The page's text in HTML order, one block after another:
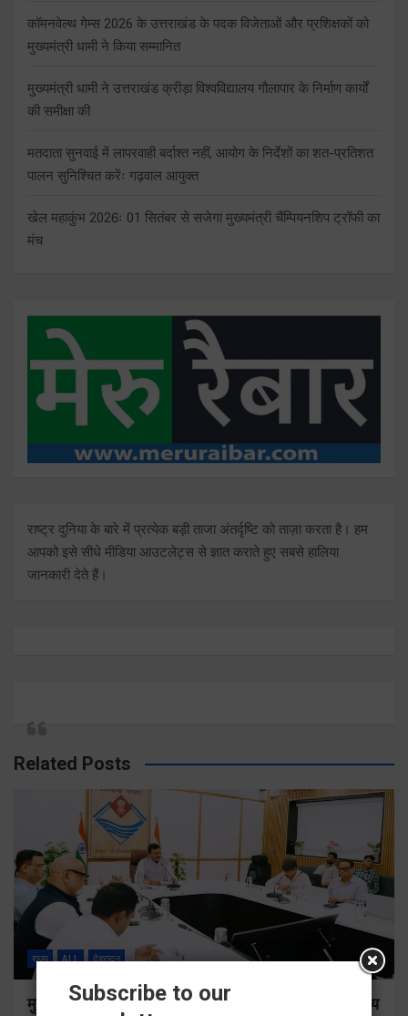
कॉमनवेल्थ गेम्स 2026 के उत्तराखंड के पदक विजेताओं और प्रशिक्षकों को
मुख्यमंत्री धामी ने किया सम्मानित
मुख्यमंत्री धामी ने उत्तराखंड क्रीड़ा विश्वविद्यालय गौलापार के निर्माण कार्यों
की समीक्षा की
मतदाता सुनवाई में लापरवाही बर्दाश्त नहीं, आयोग के निर्देशों का शत-प्रतिशत
पालन सुनिश्चित करेंः गढ़वाल आयुक्त
खेल महाकुंभ 2026ः 01 सितंबर से सजेगा मुख्यमंत्री चैंम्पियनशिप ट्रॉफी का
मंच
राष्ट्र दुनिया के बारे में प्रत्येक बड़ी ताजा अंतर्दृष्टि को ताज़ा करता है। हम
आपको इसे सीधे मीडिया आउटलेट्स से ज्ञात कराते हुए सबसे हालिया
जानकारी देते हैं।
Related Posts
राज्य ALL देहरादून
मुख्य सचिव ने सभी बड़े प्रोजेक्ट्स का निर्माण कार्य नियमित समय
Subscribe to our